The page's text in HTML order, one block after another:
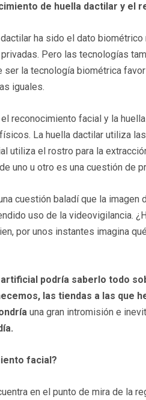
de huella dactilar y el
ha sido el dato
Pero las tecnologías
la tecnología biométrica
iguales.
reconocimiento facial y la
La huella dactilar utiliza
utiliza el rostro para la
uno u otro es una cuestión de
cuestión baladí que la
uso de la videovigilancia.
por unos instantes imagina
podría saberlo todo
las tiendas a las que
una gran intromisión e
facial?
en el punto de mira de la